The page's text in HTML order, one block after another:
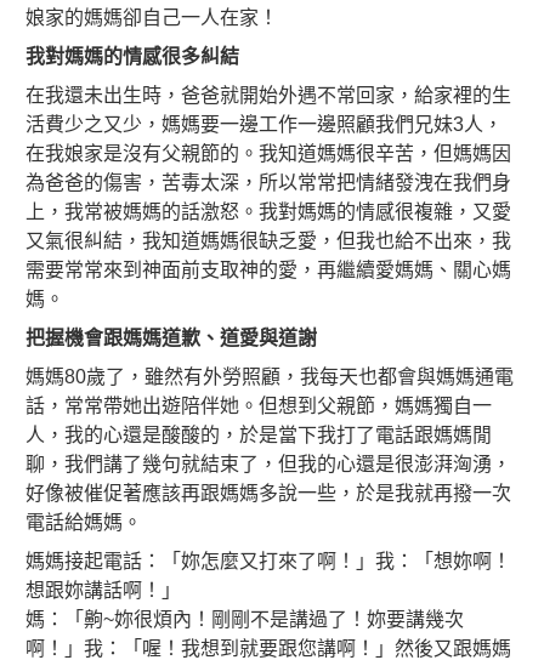
娘家的媽媽卻自己一人在家！
我對媽媽的情感很多糾結
在我還未出生時，爸爸就開始外遇不常回家，給家裡的生
活費少之又少，媽媽要一邊工作一邊照顧我們兄妹3人，
在我娘家是沒有父親節的。我知道媽媽很辛苦，但媽媽因
為爸爸的傷害，苦毒太深，所以常常把情緒發洩在我們身
上，我常被媽媽的話激怒。我對媽媽的情感很複雜，又愛
又氣很糾結，我知道媽媽很缺乏愛，但我也給不出來，我
需要常常來到神面前支取神的愛，再繼續愛媽媽、關心媽
媽。
把握機會跟媽媽道歉、道愛與道謝
媽媽80歲了，雖然有外勞照顧，我每天也都會與媽媽通電
話，常常帶她出遊陪伴她。但想到父親節，媽媽獨自一
人，我的心還是酸酸的，於是當下我打了電話跟媽媽閒
聊，我們講了幾句就結束了，但我的心還是很澎湃洶湧，
好像被催促著應該再跟媽媽多說一些，於是我就再撥一次
電話給媽媽。
媽媽接起電話：「妳怎麼又打來了啊！」我：「想妳啊！
想跟妳講話啊！」
媽：「齁~妳很煩內！剛剛不是講過了！妳要講幾次
啊！」我：「喔！我想到就要跟您講啊！」然後又跟媽媽